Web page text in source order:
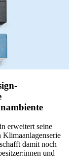
erweitert seine
Klimaanlagenserie
damit noch
und